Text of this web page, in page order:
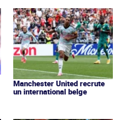
Manchester United recrute
un international belge